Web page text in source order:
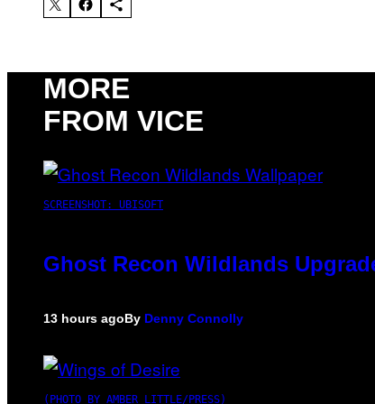
MORE
FROM VICE
SCREENSHOT: UBISOFT
Ghost Recon Wildlands
13 hours agoBy Denny Connolly
(PHOTO BY AMBER LITTLE/PRESS)